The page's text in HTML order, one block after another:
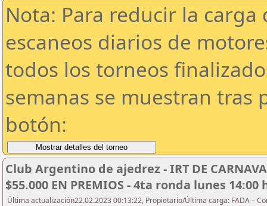
Nota: Para reducir la
escaneos diarios de
todos los torneos
semanas se muestran tras
botón:
Club Argentino de ajedrez - IRT DE
$55.000 EN PREMIOS - 4ta ronda lunes 14:00
Última actualización22.02.2023 00:13:22, Propietario/Última carga: FADA –